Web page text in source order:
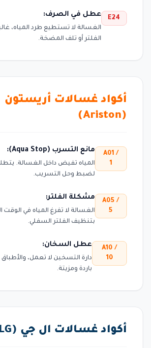
E24 عطل في الصرف:
الغسالة لا تستطيع طرد المياه،
الفلتر أو تلف المضخة.
أكواد غسالات أريستون
(Ariston)
A01 /
1
مانع التسرب (Aqua Stop):
المياه تفيض داخل الغسالة.
لضبط وحل التسريب.
A05 /
5
مشكلة الفلتر:
الغسالة لا تفرغ المياه في الوقت
بتنظيف الفلتر السفلي.
A10 /
10
عطل السخان:
دارة التسخين لا تعمل،
باردة ومزيتة.
أكواد غسالات ال جي (LG)